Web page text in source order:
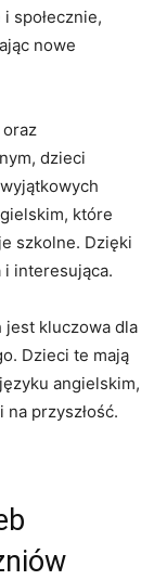
⁢społecznie,
​nowe
dzieci
które
szkolne. ‍Dzięki
interesująca.
jest kluczowa dla
Dzieci te mają
‍angielskim,
przyszłość.